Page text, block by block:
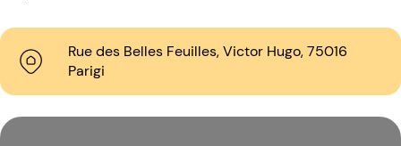
Rue des Belles Feuilles, Victor Hugo, 75016
Parigi